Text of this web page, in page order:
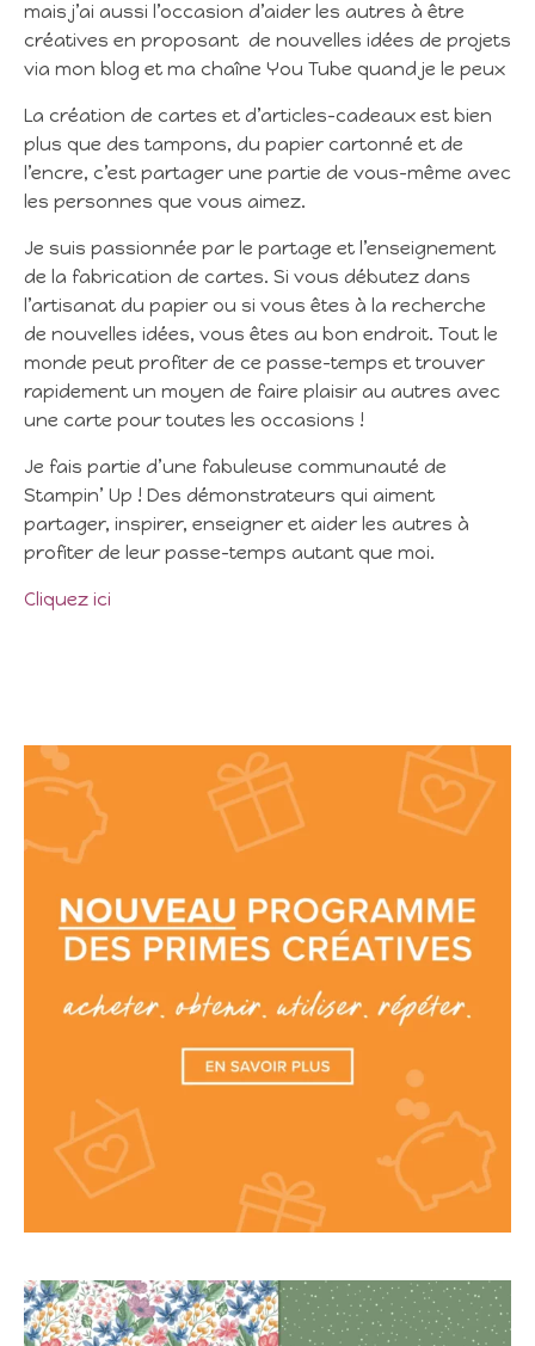
mais j’ai aussi l’occasion d’aider les autres à être
créatives en proposant de nouvelles idées de projets
via mon blog et ma chaîne You Tube quand je le peux
La création de cartes et d’articles-cadeaux est bien
plus que des tampons, du papier cartonné et de
l’encre, c’est partager une partie de vous-même avec
les personnes que vous aimez.
Je suis passionnée par le partage et l’enseignement
de la fabrication de cartes. Si vous débutez dans
l’artisanat du papier ou si vous êtes à la recherche
de nouvelles idées, vous êtes au bon endroit. Tout le
monde peut profiter de ce passe-temps et trouver
rapidement un moyen de faire plaisir au autres avec
une carte pour toutes les occasions !
Je fais partie d’une fabuleuse communauté de
Stampin’ Up ! Des démonstrateurs qui aiment
partager, inspirer, enseigner et aider les autres à
profiter de leur passe-temps autant que moi.
Cliquez ici